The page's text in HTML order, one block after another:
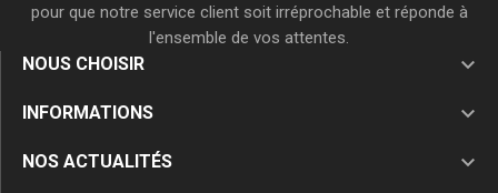
pour que notre service client soit irréprochable et réponde à
l'ensemble de vos attentes.
NOUS CHOISIR 
INFORMATIONS 
NOS ACTUALITÉS 